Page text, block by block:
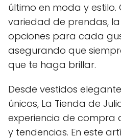
último en moda y estilo.
variedad de prendas,
opciones para cada
asegurando que
que te haga brillar.
Desde vestidos
únicos, La Tienda de
experiencia de compra
y tendencias. En este